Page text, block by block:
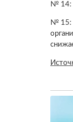
№ 14:
№ 15: